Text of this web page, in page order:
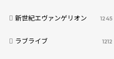
新世紀エヴァンゲリオン 1245
ラブライブ 1212